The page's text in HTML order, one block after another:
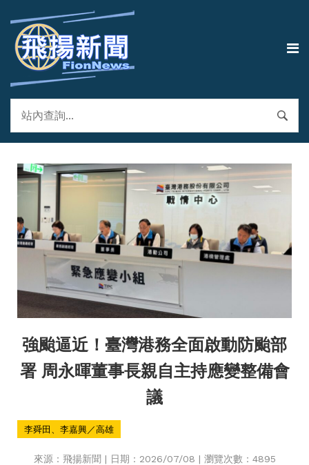
強颱逼近！臺灣港務全面啟動防颱部
署 周永暉董事長親自主持應變整備會
議
李舜田、李嘉興／高雄
來源：飛揚新聞 | 日期：2026/07/08 | 瀏覽次數：4895